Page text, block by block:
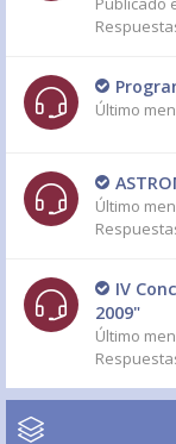
Último
Último
IV
2009"
Último